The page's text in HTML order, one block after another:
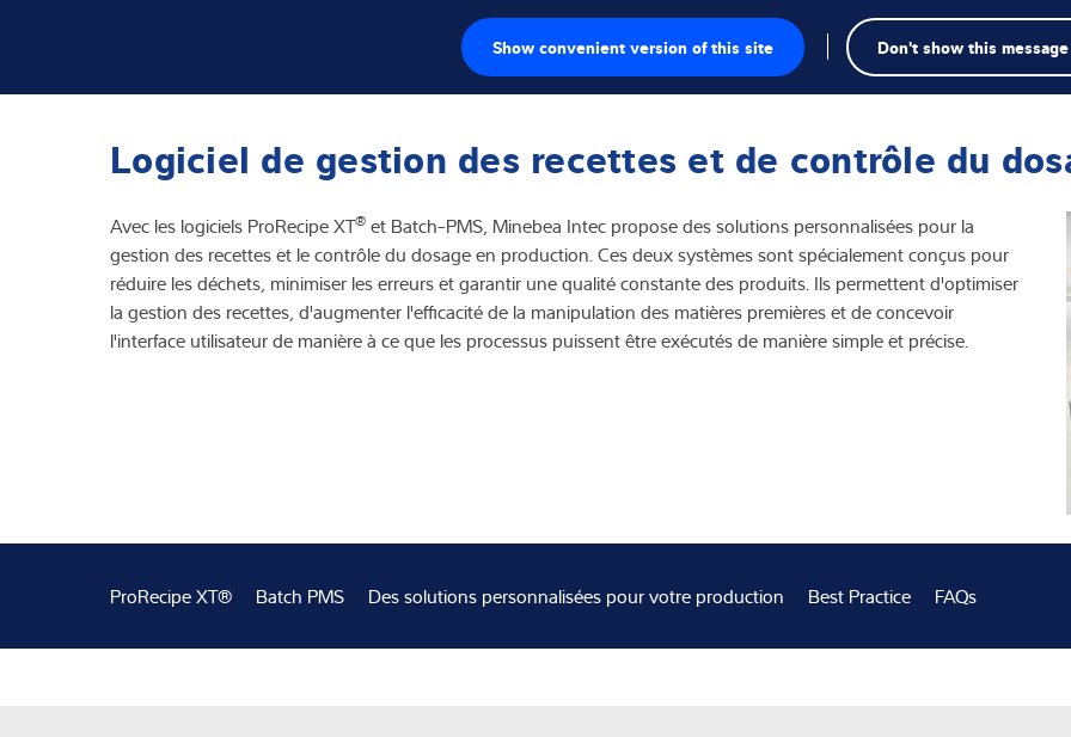
Show convenient version of this site Don't show this
Électroniques de pesage
Balances industrielles
Solutions d'inspection
Pont-bascule
Logiciel de gestion des recettes et de contrôle du
Avec les logiciels ProRecipe XT® et Batch-PMS, Minebea Intec propose des solutions personnalisées pour la
gestion des recettes et le contrôle du dosage en production. Ces deux systèmes sont spécialement conçus pour
réduire les déchets, minimiser les erreurs et garantir une qualité constante des produits. Ils permettent d'optimiser
la gestion des recettes, d'augmenter l'efficacité de la manipulation des matières premières et de concevoir
l'interface utilisateur de manière à ce que les processus puissent être exécutés de manière simple et précise.
ProRecipe XT® Batch PMS Des solutions personnalisées pour votre production Best Practice FAQs